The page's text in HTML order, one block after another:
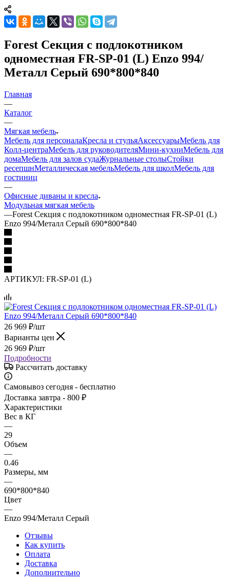
Forest Секция с подлокотником
одноместная FR-SP-01 (L) Enzo 994/
Металл Серый 690*800*840
Главная
—
Каталог
—
Мягкая мебель
Мебель для персоналаКресла и стульяАксессуарыМебель для
Колл-центраМебель для руководителяМини-кухниМебель для
домаМебель для залов судаЖурнальные столыСтойки
ресепшнМеталлическая мебельМебель для школМебель для
гостиниц
—
Офисные диваны и кресла
Модульная мягкая мебель
—Forest Секция с подлокотником одноместная FR-SP-01 (L)
Enzo 994/Металл Серый 690*800*840
АРТИКУЛ: FR-SP-01 (L)
26 969 ₽/шт
Варианты цен
26 969 ₽/шт
Подробности
Рассчитать доставку
Самовывоз сегодня - бесплатно
Доставка завтра - 800 ₽
Характеристики
Вес в КГ
—
29
Объем
—
0.46
Размеры, мм
—
690*800*840
Цвет
—
Enzo 994/Металл Серый
Отзывы
Как купить
Оплата
Доставка
Дополнительно